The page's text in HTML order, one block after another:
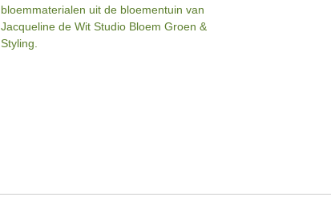
bloemmaterialen uit de bloementuin van
Jacqueline de Wit Studio Bloem Groen &
Styling.